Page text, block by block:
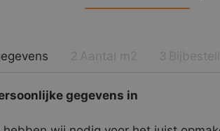
gegevens in